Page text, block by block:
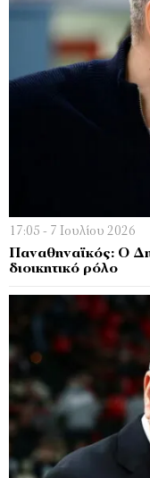
17:05 - 7 Ιουλίου 2026
Παναθηναϊκός: Ο
διοικητικό ρόλο